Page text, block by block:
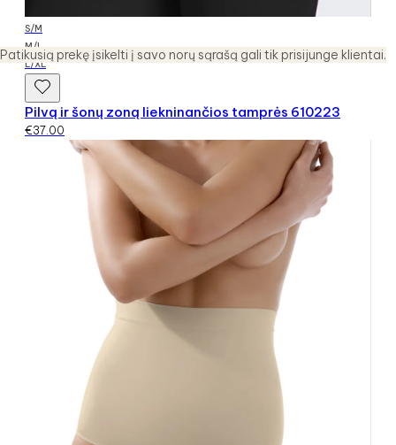
Patikusią prekę įsikelti į savo norų sąrašą gali tik prisijunge klientai.
S/M
M/L
L/XL
Pilvą ir šonų zoną liekninančios tamprės 610223
€37.00